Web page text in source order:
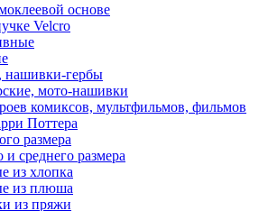
основе
Velcro
гербы
мото-нашивки
комиксов, мультфильмов, фильмов
Поттера
размера
среднего размера
из хлопка
из плюша
из пряжи